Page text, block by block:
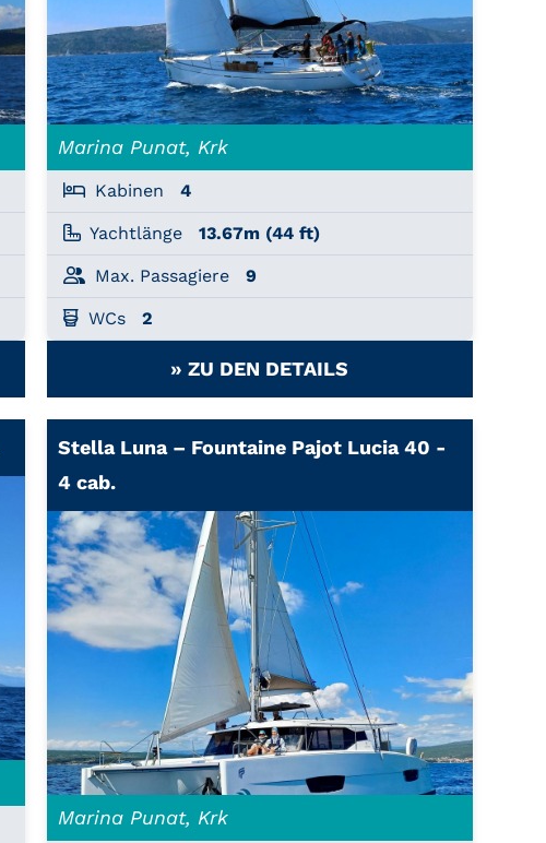
Marina Punat, Krk
Kabinen 4
Yachtlänge 13.67m (44 ft)
Max. Passagiere 9
WCs 2
» ZU DEN DETAILS
Stella Luna – Fountaine Pajot Lucia 40 -
4 cab.
Marina Punat, Krk